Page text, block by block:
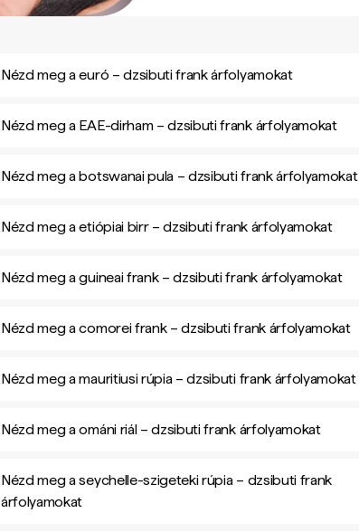
Nézd meg a euró – dzsibuti frank árfolyamokat
Nézd meg a EAE-dirham – dzsibuti frank árfolyamokat
Nézd meg a botswanai pula – dzsibuti frank árfolyamokat
Nézd meg a etiópiai birr – dzsibuti frank árfolyamokat
Nézd meg a guineai frank – dzsibuti frank árfolyamokat
Nézd meg a comorei frank – dzsibuti frank árfolyamokat
Nézd meg a mauritiusi rúpia – dzsibuti frank árfolyamokat
Nézd meg a ománi riál – dzsibuti frank árfolyamokat
Nézd meg a seychelle-szigeteki rúpia – dzsibuti frank
árfolyamokat